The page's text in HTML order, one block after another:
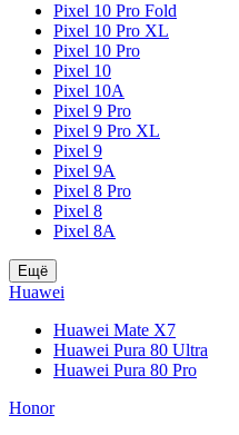
Pixel 10 Pro Fold
Pixel 10 Pro XL
Pixel 10 Pro
Pixel 10
Pixel 10A
Pixel 9 Pro
Pixel 9 Pro XL
Pixel 9
Pixel 9A
Pixel 8 Pro
Pixel 8
Pixel 8A
Ещё
Huawei
Huawei Mate X7
Huawei Pura 80 Ultra
Huawei Pura 80 Pro
Honor